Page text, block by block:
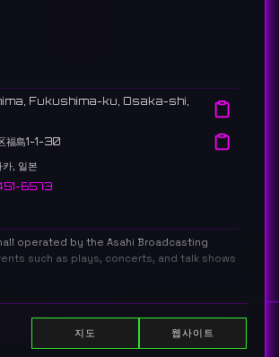
이벤트 표시 Search
Fukushima-ku, Osaka-shi,
福島1-1-30
, 일본
6573
operated by the Asahi Broadcasting
such as plays, concerts, and talk shows
지도 웹사이트